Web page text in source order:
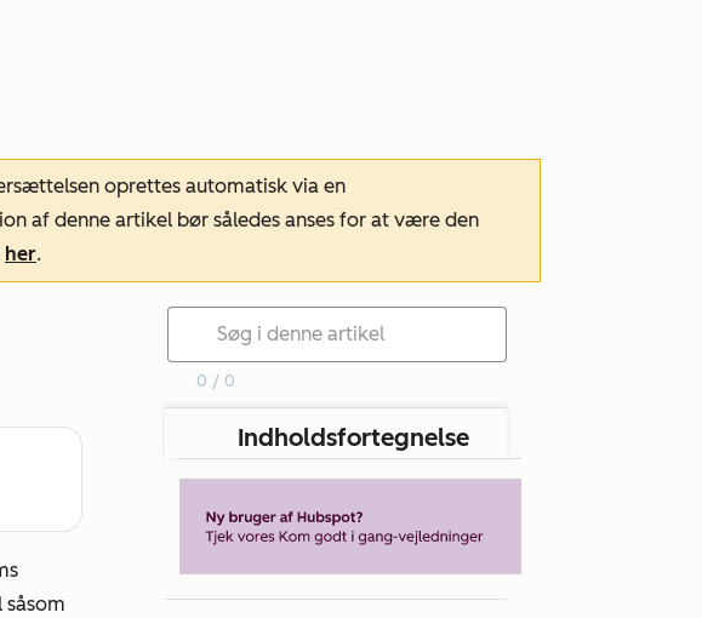
oprettes automatisk via en
af denne artikel bør således anses for at være den
her.
0 / 0
Indholdsfortegnelse